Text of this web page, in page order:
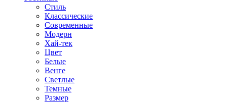
Стиль
Классические
Современные
Модерн
Хай-тек
Цвет
Белые
Венге
Светлые
Темные
Размер